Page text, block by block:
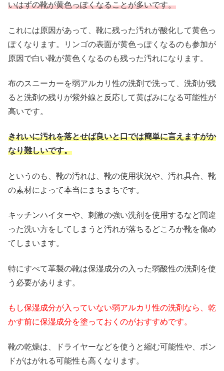
いはずの靴が黄色っぽくなることが多いです。
これには原因があって、靴に残った汚れが酸化して黄色っ
ぽくなります。リンゴの表面が黄色っぽくなるのも参加が
原因で白い靴が黄色くなるのも残った汚れになります。
布のスニーカーを弱アルカリ性の洗剤で洗って、洗剤が残
ると洗剤の残りが紫外線と反応して黄ばみになる可能性が
高いです。
きれいに汚れを落とせば良いと口では簡単に言えますがか
なり難しいです。
というのも、靴の汚れは、靴の使用状況や、汚れ具合、靴
の素材によって本当にまちまちです。
キッチンハイターや、刺激の強い洗剤を使用するなど間違
った洗い方をしてしまうと汚れが落ちるどころか靴を傷め
てしまいます。
特にすべて革製の靴は保湿成分の入った弱酸性の洗剤を使
う必要があります。
もし保湿成分が入っていない弱アルカリ性の洗剤なら、乾
かす前に保湿成分を塗っておくのがおすすめです。
靴の乾燥は、ドライヤーなどを使うと縮む可能性や、ボン
ドがはがれる可能性も高くなります。